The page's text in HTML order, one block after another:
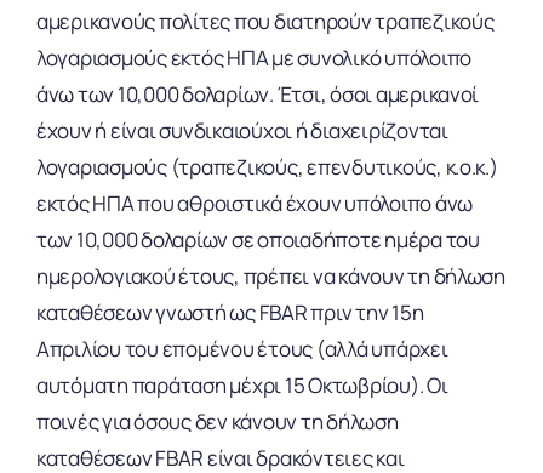
αμερικανούς πολίτες που διατηρούν τραπεζικούς
λογαριασμούς εκτός ΗΠΑ με συνολικό υπόλοιπο
άνω των 10,000 δολαρίων. Έτσι, όσοι αμερικανοί
έχουν ή είναι συνδικαιούχοι ή διαχειρίζονται
λογαριασμούς (τραπεζικούς, επενδυτικούς, κ.ο.κ.)
εκτός ΗΠΑ που αθροιστικά έχουν υπόλοιπο άνω
των 10,000 δολαρίων σε οποιαδήποτε ημέρα του
ημερολογιακού έτους, πρέπει να κάνουν τη δήλωση
καταθέσεων γνωστή ως FBAR πριν την 15η
Απριλίου του επομένου έτους (αλλά υπάρχει
αυτόματη παράταση μέχρι 15 Οκτωβρίου). Οι
ποινές για όσους δεν κάνουν τη δήλωση
καταθέσεων FBAR είναι δρακόντειες και